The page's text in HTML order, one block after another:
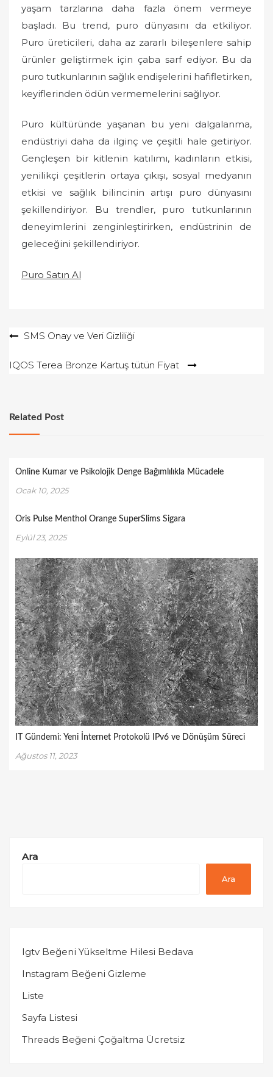
yaşam tarzlarına daha fazla önem vermeye
başladı. Bu trend, puro dünyasını da etkiliyor.
Puro üreticileri, daha az zararlı bileşenlere sahip
ürünler geliştirmek için çaba sarf ediyor. Bu da
puro tutkunlarının sağlık endişelerini hafifletirken,
keyiflerinden ödün vermemelerini sağlıyor.
Puro kültüründe yaşanan bu yeni dalgalanma,
endüstriyi daha da ilginç ve çeşitli hale getiriyor.
Gençleşen bir kitlenin katılımı, kadınların etkisi,
yenilikçi çeşitlerin ortaya çıkışı, sosyal medyanın
etkisi ve sağlık bilincinin artışı puro dünyasını
şekillendiriyor. Bu trendler, puro tutkunlarının
deneyimlerini zenginleştirirken, endüstrinin de
geleceğini şekillendiriyor.
Puro Satın Al
YazıSMS Onay ve Veri Gizliliği
IQOS Terea Bronze Kartuş tütün Fiyat
Related Post
Online Kumar ve Psikolojik Denge Bağımlılıkla Mücadele
Ocak 10, 2025
Oris Pulse Menthol Orange SuperSlims Sigara
Eylül 23, 2025
IT Gündemi: Yeni İnternet Protokolü IPv6 ve Dönüşüm Süreci
Ağustos 11, 2023
Ara
Ara
Igtv Beğeni Yükseltme Hilesi Bedava
Instagram Beğeni Gizleme
Liste
Sayfa Listesi
Threads Beğeni Çoğaltma Ücretsiz